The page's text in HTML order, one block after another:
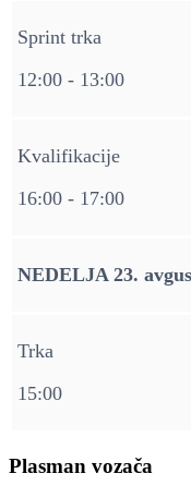
Sprint trka
12:00 - 13:00
Kvalifikacije
16:00 - 17:00
NEDELJA 23.
Trka
15:00
Plasman vozača